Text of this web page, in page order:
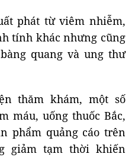
phát từ viêm nhiễm,
tính khác nhưng cũng
quang và ung thư
thăm khám, một số
máu, uống thuốc Bắc,
phẩm quảng cáo trên
giảm tạm thời khiến